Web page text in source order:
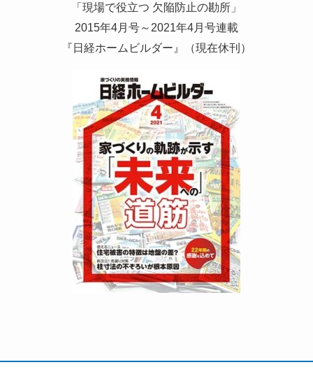
「現場で役立つ 欠陥防止の勘所」
2015年4月号～2021年4月号連載
『日経ホームビルダー』（現在休刊）